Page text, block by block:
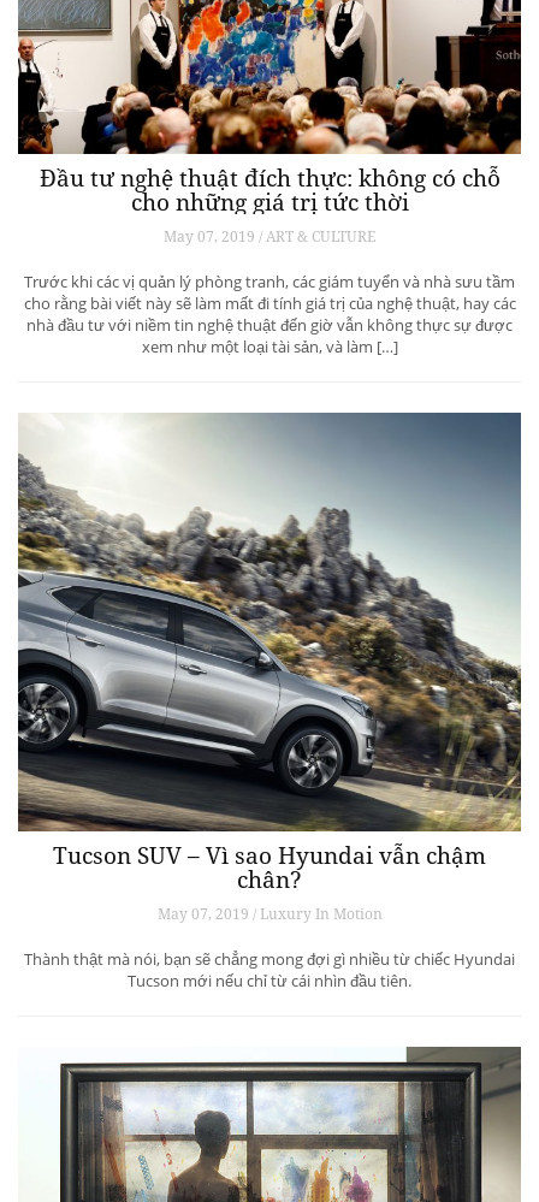
Đầu tư nghệ thuật đích thực: không có chỗ
cho những giá trị tức thời
May 07, 2019 / ART & CULTURE
Trước khi các vị quản lý phòng tranh, các giám tuyển và nhà sưu tầm
cho rằng bài viết này sẽ làm mất đi tính giá trị của nghệ thuật, hay các
nhà đầu tư với niềm tin nghệ thuật đến giờ vẫn không thực sự được
xem như một loại tài sản, và làm […]
Tucson SUV – Vì sao Hyundai vẫn chậm
chân?
May 07, 2019 / Luxury In Motion
Thành thật mà nói, bạn sẽ chẳng mong đợi gì nhiều từ chiếc Hyundai
Tucson mới nếu chỉ từ cái nhìn đầu tiên.